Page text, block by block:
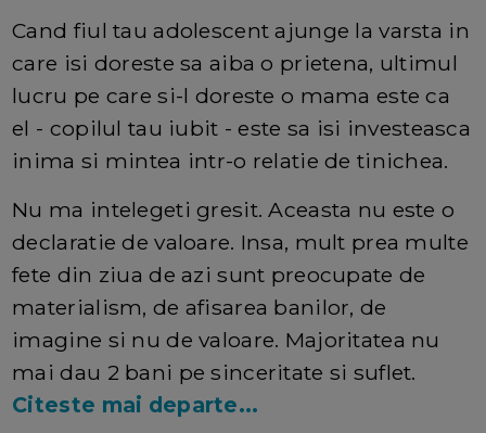
Cand fiul tau adolescent ajunge la varsta in
care isi doreste sa aiba o prietena, ultimul
lucru pe care si-l doreste o mama este ca
el - copilul tau iubit - este sa isi investeasca
inima si mintea intr-o relatie de tinichea.
Nu ma intelegeti gresit. Aceasta nu este o
declaratie de valoare. Insa, mult prea multe
fete din ziua de azi sunt preocupate de
materialism, de afisarea banilor, de
imagine si nu de valoare. Majoritatea nu
mai dau 2 bani pe sinceritate si suflet.
Citeste mai departe...